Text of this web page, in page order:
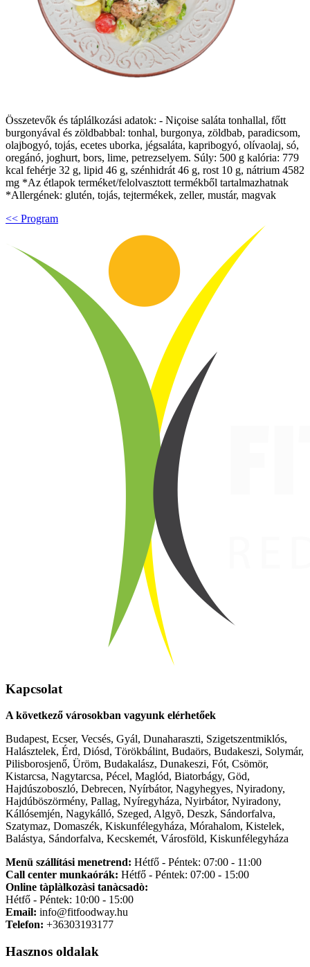
Összetevők és táplálkozási adatok: - Niçoise saláta tonhallal, főtt
burgonyával és zöldbabbal: tonhal, burgonya, zöldbab, paradicsom,
olajbogyó, tojás, ecetes uborka, jégsaláta, kapribogyó, olívaolaj, só,
oregánó, joghurt, bors, lime, petrezselyem. Súly: 500 g kalória: 779
kcal fehérje 32 g, lipid 46 g, szénhidrát 46 g, rost 10 g, nátrium 4582
mg *Az étlapok terméket/felolvasztott termékből tartalmazhatnak
*Allergének: glutén, tojás, tejtermékek, zeller, mustár, magvak
<< Program
Kapcsolat
A következő városokban vagyunk elérhetőek
Budapest, Ecser, Vecsés, Gyál, Dunaharaszti, Szigetszentmiklós,
Halásztelek, Érd, Diósd, Törökbálint, Budaörs, Budakeszi, Solymár,
Pilisborosjenő, Üröm, Budakalász, Dunakeszi, Fót, Csömör,
Kistarcsa, Nagytarcsa, Pécel, Maglód, Biatorbágy, Göd,
Hajdúszoboszló, Debrecen, Nyírbátor, Nagyhegyes, Nyiradony,
Hajdúböszörmény, Pallag, Nyíregyháza, Nyirbátor, Nyiradony,
Kállósemjén, Nagykálló, Szeged, Algyõ, Deszk, Sándorfalva,
Szatymaz, Domaszék, Kiskunfélegyháza, Mórahalom, Kistelek,
Balástya, Sándorfalva, Kecskemét, Városföld, Kiskunfélegyháza
Menü szállítási menetrend: Hétfő - Péntek: 07:00 - 11:00
Call center munkaórák: Hétfő - Péntek: 07:00 - 15:00
Online tàplàlkozàsi tanàcsadò:
Hétfő - Péntek: 10:00 - 15:00
Email: info@fitfoodway.hu
Telefon: +36303193177
Hasznos oldalak